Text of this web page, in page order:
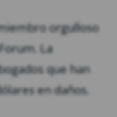
orgulloso
La
que han
en daños.